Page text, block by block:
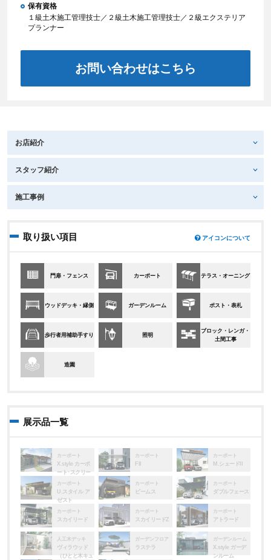
保有資格
１級土木施工管理技士／２級土木施工管理技士／２級エクステリア
プランナー
お問い合わせはこちら
お店紹介
スタッフ紹介
施工事例
取り扱い項目 アイコンについて
門扉・フェンス カーポート テラス・オーニング
ウッドデッキ・縁側 ガーデンルーム ポスト・表札
歩行者用補助手すり 照明
ブロック・レンガ・
土間工事
造園
展示品一覧
カーポート
X.style カーポ
ート･スクリー
ン
カーポート
FII
カーポート
M.シェードII
カーポート
U.スタイル ア
ゼスト
カーポート
ビームス
カーポート
ダブルフェース
カーポート
スカイリード
カーポート
スカイリードZ
カーポート
アトラード
人工木デッキ
ヴィラウッド
（ひとと木キュ
ガーデンフロア
ラステラ
ガーデンルーム
X.style ガーデ
ンルーム